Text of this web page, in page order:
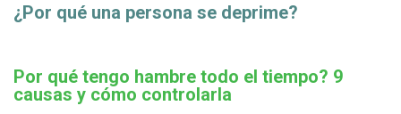
¿Por qué una persona se deprime?
Por qué tengo hambre todo el tiempo? 9
causas y cómo controlarla